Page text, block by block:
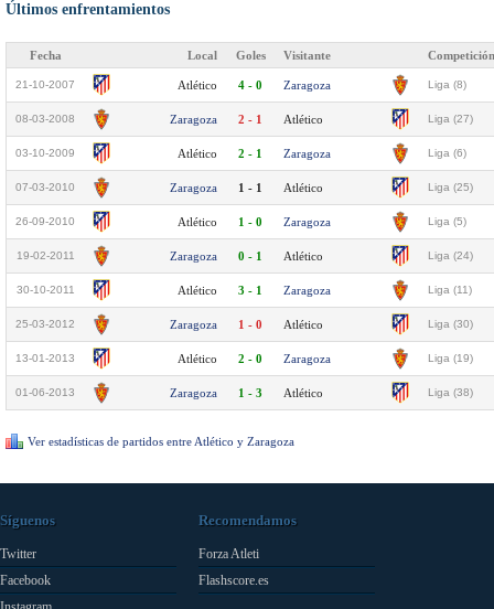
Últimos enfrentamientos
Fecha Local Goles Visitante Competición
21-10-2007 Atlético 4 - 0 Zaragoza Liga (8)
08-03-2008 Zaragoza 2 - 1 Atlético Liga (27)
03-10-2009 Atlético 2 - 1 Zaragoza Liga (6)
07-03-2010 Zaragoza 1 - 1 Atlético Liga (25)
26-09-2010 Atlético 1 - 0 Zaragoza Liga (5)
19-02-2011 Zaragoza 0 - 1 Atlético Liga (24)
30-10-2011 Atlético 3 - 1 Zaragoza Liga (11)
25-03-2012 Zaragoza 1 - 0 Atlético Liga (30)
13-01-2013 Atlético 2 - 0 Zaragoza Liga (19)
01-06-2013 Zaragoza 1 - 3 Atlético Liga (38)
Ver estadísticas de partidos entre Atlético y Zaragoza
Síguenos
Twitter
Facebook
Recomendamos
Forza Atleti
Flashscore.es